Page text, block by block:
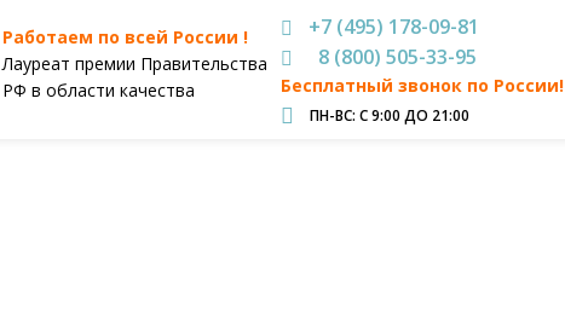
Работаем по всей России !
Лауреат премии Правительства
РФ в области качества
+7 (495) 178-09-81
8 (800) 505-33-95
Бесплатный звонок по России!
ПН-ВС: С 9:00 ДО 21:00